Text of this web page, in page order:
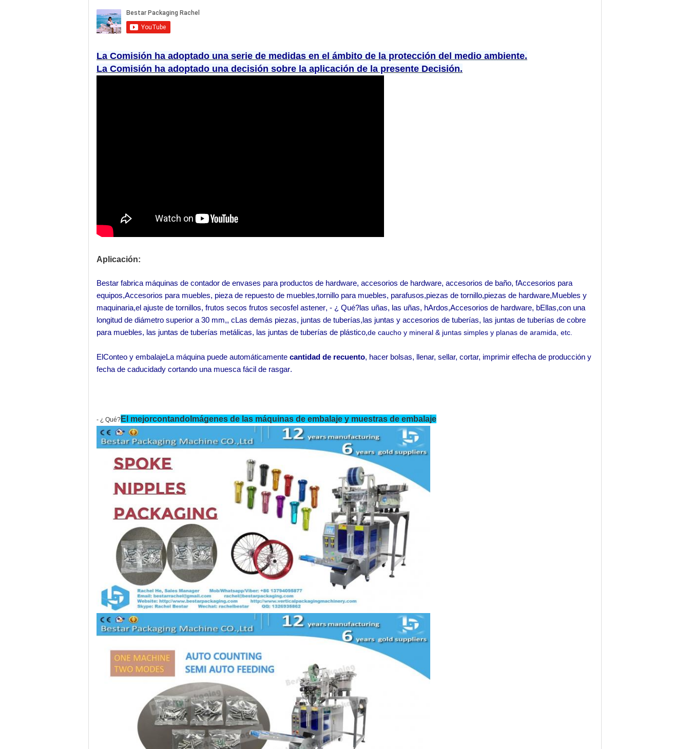
La Comisión ha adoptado una serie de medidas en el ámbito de la protección del medio ambiente.
La Comisión ha adoptado una decisión sobre la aplicación de la presente Decisión.
Aplicación:
Bestar fabrica máquinas de contador de envases para productos de hardware, accesorios de hardware, accesorios de baño, fAccesorios para
equipos,Accesorios para muebles, pieza de repuesto de muebles,tornillo para muebles, parafusos,piezas de tornillo,piezas de hardware,Muebles y
maquinaria,el ajuste de tornillos, frutos secos frutos secosfel astener, - ¿ Qué?las uñas, las uñas, hArdos,Accesorios de hardware, bEllas,con una
longitud de diámetro superior a 30 mm,, c Las demás piezas, juntas de tuberías, las juntas y accesorios de tuberías, las juntas de tuberías de cobre
para muebles, las juntas de tuberías metálicas, las juntas de tuberías de plástico,de caucho y mineral & juntas simples y planas de aramida , etc.
El Conteo y embalajeLa máquina puede automáticamente cantidad de recuento, hacer bolsas, llenar, sellar, cortar, imprimir elfecha de producción y
fecha de caducidady cortando una muesca fácil de rasgar.
- ¿ Qué? El mejorcontando Imágenes de las máquinas de embalaje y muestras de embalaje